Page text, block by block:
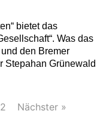
bietet das
Was das
den Bremer
Stepahan Grünewald
Nächster »